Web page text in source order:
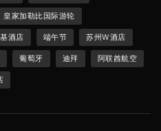
皇家加勒比国际游轮
酒店 端午节 苏州W酒店
葡萄牙 迪拜 阿联酋航空